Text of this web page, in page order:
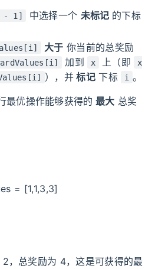
- 1] 中选择一个 未标记 的下标
大于 你当前的总奖励
加到 x 上（即
x
），并 标记 下标 i 。
最优操作能够获得的 最大 总奖
= [1,1,3,3]
，总奖励为 4，这是可获得的最